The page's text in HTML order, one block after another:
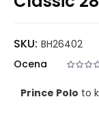
SKU: BH26402
Ocena
Prince Polo to